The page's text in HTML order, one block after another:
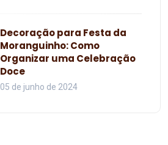
Decoração para Festa da
Moranguinho: Como
Organizar uma Celebração
Doce
05 de junho de 2024